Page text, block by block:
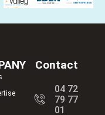
Contact
04 72
79 77
01